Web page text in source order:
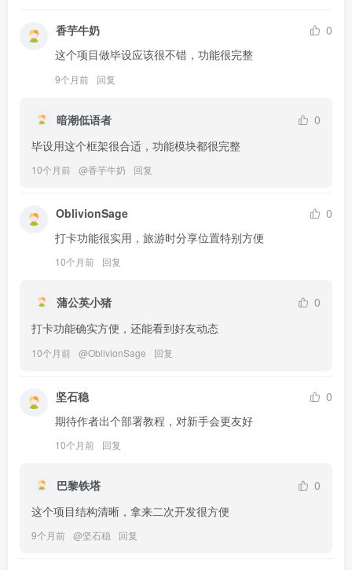
香芋牛奶
0
这个项目做毕设应该很不错，功能很完整
9个月前 回复
暗潮低语者
0
毕设用这个框架很合适，功能模块都很完整
10个月前 @香芋牛奶 回复
OblivionSage
0
打卡功能很实用，旅游时分享位置特别方便
10个月前 回复
蒲公英小猪
0
打卡功能确实方便，还能看到好友动态
10个月前 @OblivionSage 回复
坚石稳
0
期待作者出个部署教程，对新手会更友好
10个月前 回复
巴黎铁塔
0
这个项目结构清晰，拿来二次开发很方便
9个月前 @坚石稳 回复